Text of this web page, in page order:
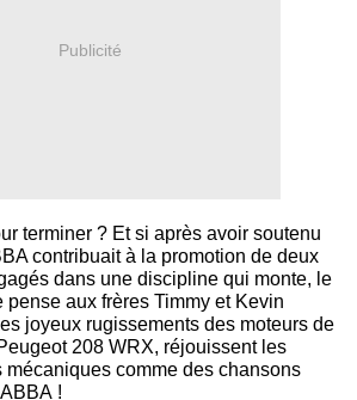
Publicité
terminer ? Et si après avoir soutenu
contribuait à la promotion de deux
dans une discipline qui monte, le
pense aux frères Timmy et Kevin
joyeux rugissements des moteurs de
208 WRX, réjouissent les
mécaniques comme des chansons
!